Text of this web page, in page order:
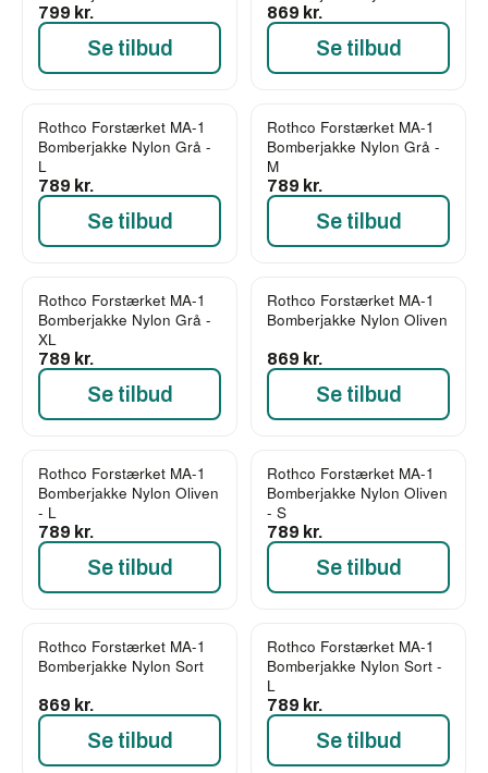
799 kr.
Se tilbud
869 kr.
Se tilbud
Rothco Forstærket MA-1
Bomberjakke Nylon Grå -
L
789 kr.
Se tilbud
Rothco Forstærket MA-1
Bomberjakke Nylon Grå -
M
789 kr.
Se tilbud
Rothco Forstærket MA-1
Bomberjakke Nylon Grå -
XL
789 kr.
Se tilbud
Rothco Forstærket MA-1
Bomberjakke Nylon Oliven
869 kr.
Se tilbud
Rothco Forstærket MA-1
Bomberjakke Nylon Oliven
- L
789 kr.
Se tilbud
Rothco Forstærket MA-1
Bomberjakke Nylon Oliven
- S
789 kr.
Se tilbud
Rothco Forstærket MA-1
Bomberjakke Nylon Sort
869 kr.
Se tilbud
Rothco Forstærket MA-1
Bomberjakke Nylon Sort -
L
789 kr.
Se tilbud